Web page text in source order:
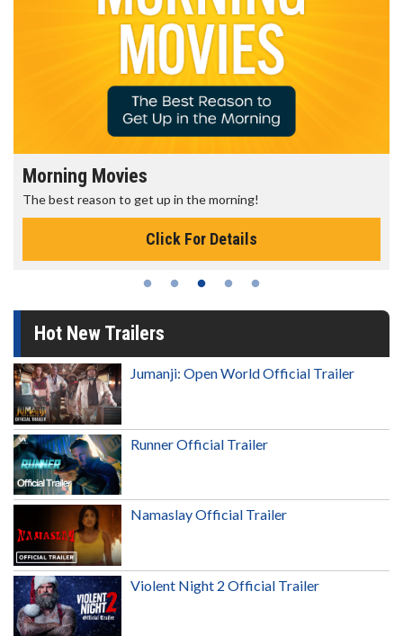
Morning Movies
The best reason to get up in the morning!
Click For Details
Hot New Trailers
Jumanji: Open World Official Trailer
Runner Official Trailer
Namaslay Official Trailer
Violent Night 2 Official Trailer